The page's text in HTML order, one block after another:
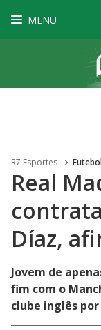
MENU
R7 Esportes
Real
Díaz,
Jovem de
fim com o
clube inglês